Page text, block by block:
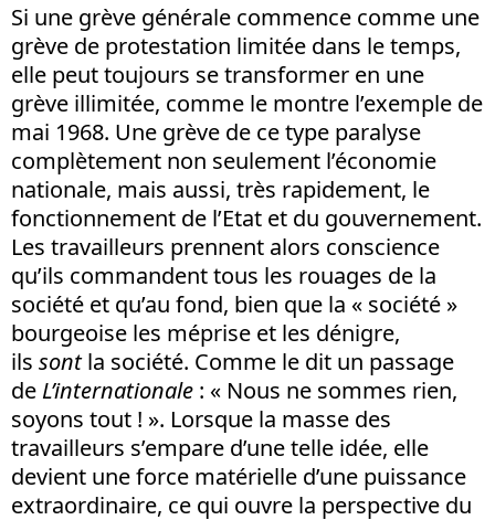
Si une grève générale commence comme une
grève de protestation limitée dans le temps,
elle peut toujours se transformer en une
grève illimitée, comme le montre l’exemple de
mai 1968. Une grève de ce type paralyse
complètement non seulement l’économie
nationale, mais aussi, très rapidement, le
fonctionnement de l’Etat et du gouvernement.
Les travailleurs prennent alors conscience
qu’ils commandent tous les rouages de la
société et qu’au fond, bien que la « société »
bourgeoise les méprise et les dénigre,
ils sontla société. Comme le dit un passage
de L’internationale : « Nous ne sommes rien,
soyons tout ! ». Lorsque la masse des
travailleurs s’empare d’une telle idée, elle
devient une force matérielle d’une puissance
extraordinaire, ce qui ouvre la perspective du